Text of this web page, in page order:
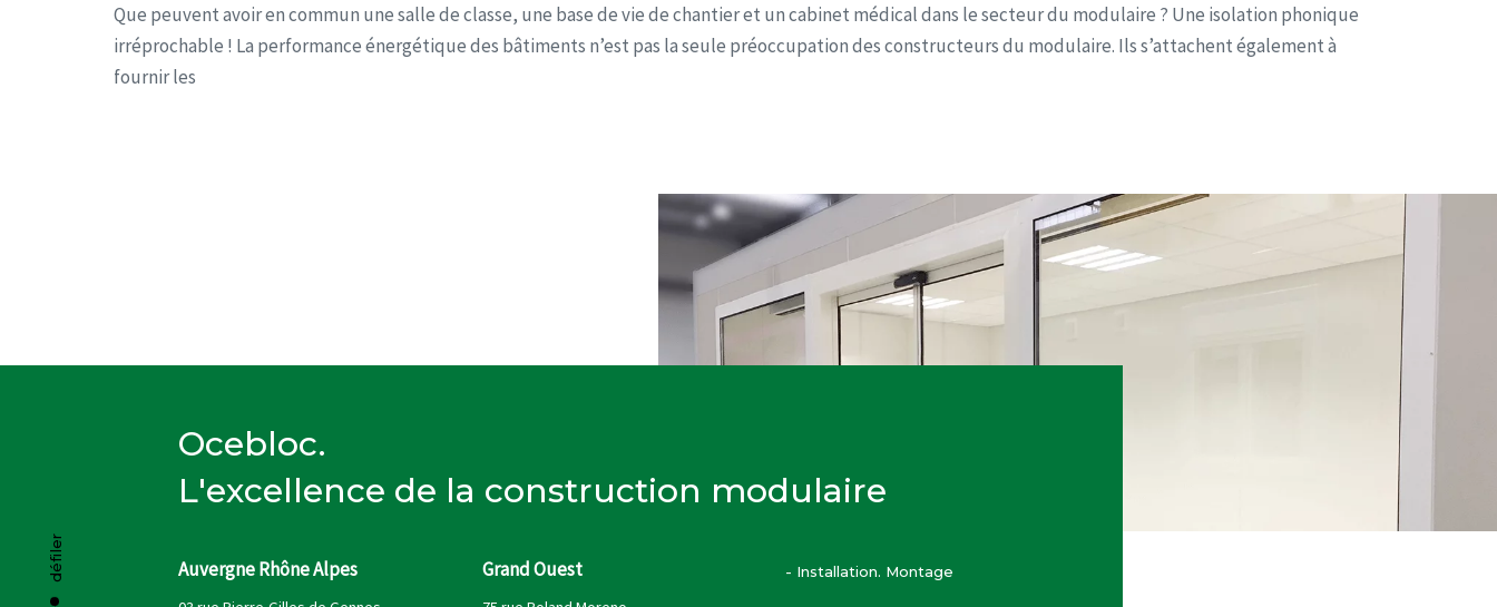
défiler
Que peuvent avoir en commun une salle de classe, une base de vie de chantier et un cabinet médical dans le secteur du modulaire ? Une isolation phonique
irréprochable ! La performance énergétique des bâtiments n’est pas la seule préoccupation des constructeurs du modulaire. Ils s’attachent également à
fournir les
Ocebloc.
L'excellence de la construction modulaire
Auvergne Rhône Alpes Grand Ouest - Installation. Montage